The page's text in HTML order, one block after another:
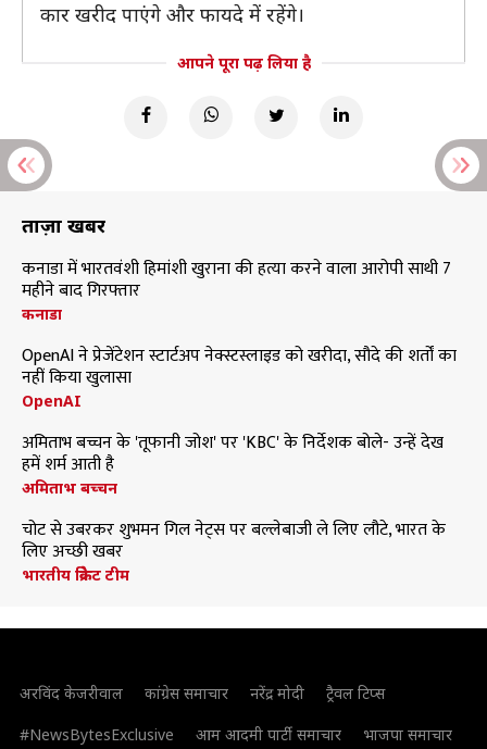
कार खरीद पाएंगे और फायदे में रहेंगे।
आपने पूरा पढ़ लिया है
ताज़ा खबरें
कनाडा में भारतवंशी हिमांशी खुराना की हत्या करने वाला आरोपी साथी 7
महीने बाद गिरफ्तार
कनाडा
OpenAI ने प्रेजेंटेशन स्टार्टअप नेक्स्टस्लाइड को खरीदा, सौदे की शर्तों का
नहीं किया खुलासा
OpenAI
अमिताभ बच्चन के 'तूफानी जोश' पर 'KBC' के निर्देशक बोले- उन्हें देख
हमें शर्म आती है
अमिताभ बच्चन
चोट से उबरकर शुभमन गिल नेट्स पर बल्लेबाजी ले लिए लौटे, भारत के
लिए अच्छी खबर
भारतीय क्रिकेट टीम
अरविंद केजरीवाल कांग्रेस समाचार नरेंद्र मोदी
ट्रैवल टिप्स
#NewsBytesExclusive
आम आदमी पार्टी समाचार भाजपा समाचार